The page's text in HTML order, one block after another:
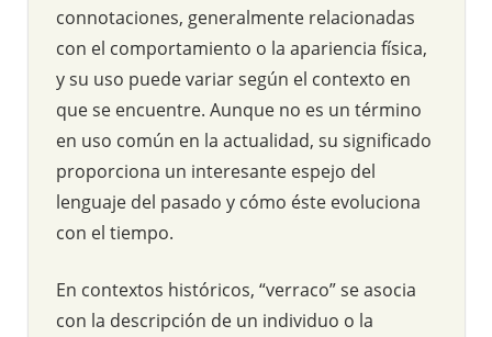
connotaciones, generalmente relacionadas
con el comportamiento o la apariencia física,
y su uso puede variar según el contexto en
que se encuentre. Aunque no es un término
en uso común en la actualidad, su significado
proporciona un interesante espejo del
lenguaje del pasado y cómo éste evoluciona
con el tiempo.
En contextos históricos, “verraco” se asocia
con la descripción de un individuo o la